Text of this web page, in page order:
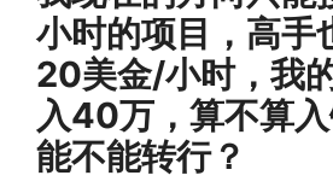
小时的项目，高手
20美金/小时，我
入40万，算不算
能不能转行？